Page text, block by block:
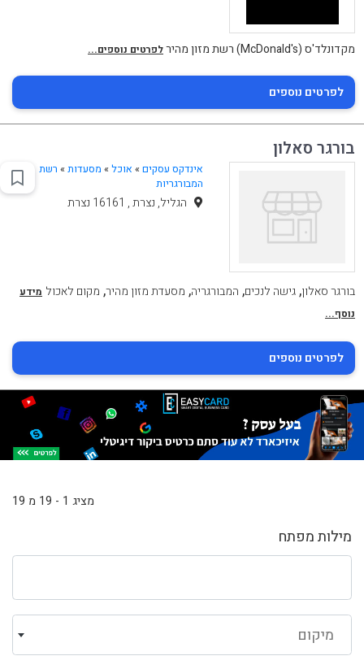
מילות מפתח
מיקום
מקדונלד'ס (McDonald's) רשת מזון מהיר לפרטים נוספים...
לפרטים נוספים
בורגר סאלון
אינדקס עסקים » אוכל» מסעדות» רשת
המבורגריות
הגליל, נצרת , 16161 נצרת
בורגר סאלון,גישה לנכים, המבורגריה, מסעדת מזון מהיר, מקום לאכול מידע
נוסף...
לפרטים נוספים
מציג 1 - 19 מ 19